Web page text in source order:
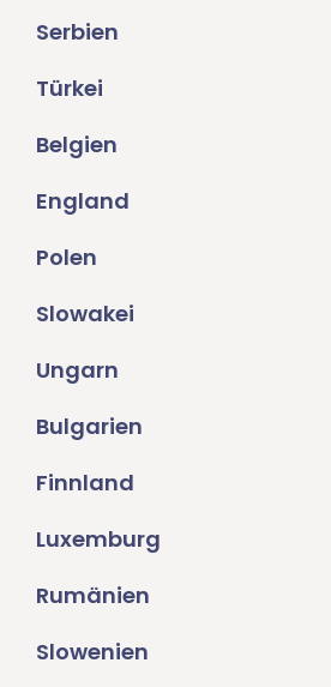
Serbien
Türkei
Belgien
England
Polen
Slowakei
Ungarn
Bulgarien
Finnland
Luxemburg
Rumänien
Slowenien